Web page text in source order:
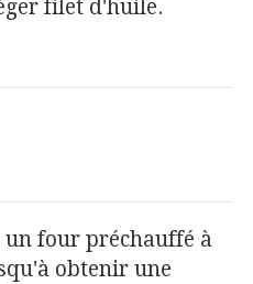
filet d'huile.
four préchauffé à
obtenir une